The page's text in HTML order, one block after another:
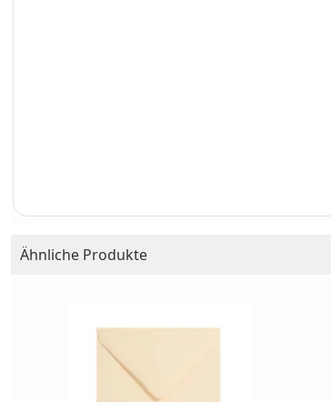
Ähnliche Produkte